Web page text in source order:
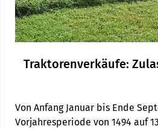
Traktorenverkäufe:
Von Anfang Januar bis Ende
Vorjahresperiode von 1494 auf